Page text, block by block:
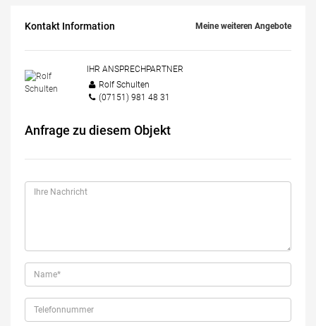
Kontakt Information Meine weiteren Angebote
IHR ANSPRECHPARTNER
Rolf Schulten
(07151) 981 48 31
Anfrage zu diesem Objekt